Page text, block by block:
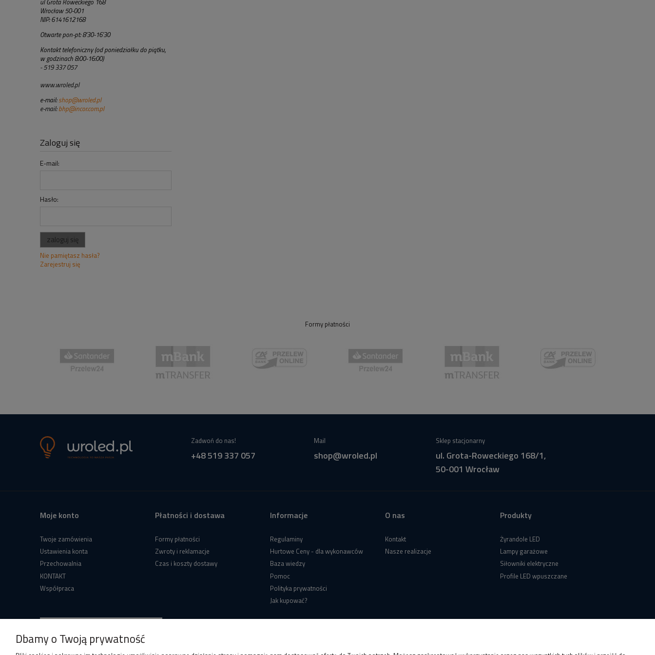
ul Grota Roweckiego 168
Wrocław 50-001
NIP: 6141612168
Otwarte pon-pt: 8'30-16'30
Kontakt telefoniczny (od poniedziałku do piątku,
w godzinach 8:00-16:00)
- 519 337 057
www.wroled.pl
e-mail: shop@wroled.pl
e-mail:bhp@incor.com.pl
Zaloguj się
E-mail:
Hasło:
zaloguj się
Nie pamiętasz hasła?
Zarejestruj się
Formy płatności
Zadwoń do nas!
+48 519 337 057
Mail
shop@wroled.pl
Sklep stacjonarny
ul. Grota-Roweckiego 168/1,
50-001 Wrocław
Moje konto
Twoje zamówienia
Ustawienia konta
Przechowalnia
KONTAKT
Współpraca
Płatności i dostawa
Formy płatności
Zwroty i reklamacje
Czas i koszty dostawy
Informacje
Regulaminy
Hurtowe Ceny - dla wykonawców
Baza wiedzy
Pomoc
Polityka prywatności
Jak kupować?
O nas
Kontakt
Nasze realizacje
Produkty
Żyrandole LED
Lampy garażowe
Siłowniki elektryczne
Profile LED wpuszczane
Dbamy o Twoją prywatność